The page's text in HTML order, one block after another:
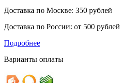
Доставка по Москве: 350 рублей
Доставка по России: от 500 рублей
Подробнее
Варианты оплаты